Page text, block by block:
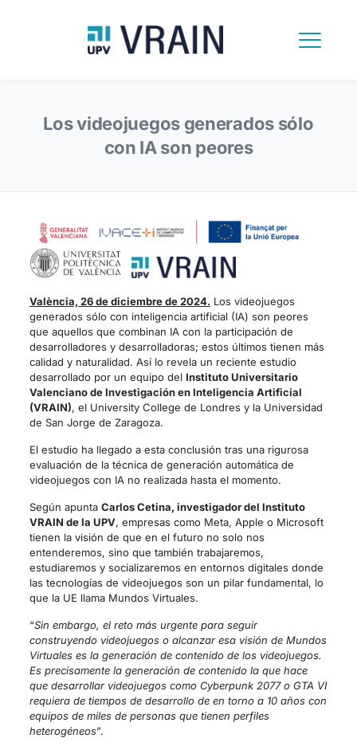
Los videojuegos generados sólo
con IA son peores
València, 26 de diciembre de 2024.Los videojuegos
generados sólo con inteligencia artificial (IA) son peores
que aquellos que combinan IA con la participación de
desarrolladores y desarrolladoras; estos últimos tienen más
calidad y naturalidad. Así lo revela un reciente estudio
desarrollado por un equipo del Instituto Universitario
Valenciano de Investigación en Inteligencia Artificial
(VRAIN), el University College de Londres y la Universidad
de San Jorge de Zaragoza.
El estudio ha llegado a esta conclusión tras una rigurosa
evaluación de la técnica de generación automática de
videojuegos con IA no realizada hasta el momento.
Según apunta Carlos Cetina, investigador del Instituto
VRAIN de la UPV, empresas como Meta, Apple o Microsoft
tienen la visión de que en el futuro no solo nos
entenderemos, sino que también trabajaremos,
estudiaremos y socializaremos en entornos digitales donde
las tecnologías de videojuegos son un pilar fundamental, lo
que la UE llama Mundos Virtuales.
“Sin embargo, el reto más urgente para seguir
construyendo videojuegos o alcanzar esa visión de Mundos
Virtuales es la generación de contenido de los videojuegos.
Es precisamente la generación de contenido la que hace
que desarrollar videojuegos como Cyberpunk 2077 o GTA VI
requiera de tiempos de desarrollo de en torno a 10 años con
equipos de miles de personas que tienen perfiles
heterogéneos”.